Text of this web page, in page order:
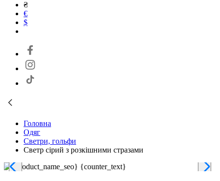
₴
€
$
Головна
Одяг
Светри, гольфи
Светр сірий з розкішними стразами